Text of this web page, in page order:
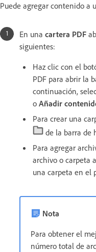
Puede agregar contenido a
En una cartera PDF
siguientes:
Haz clic con el
PDF para abrir la
continuación,
o Añadir
Para crear una
de la barra de
Para agregar
archivo o carpeta
una carpeta en el
Nota
Para obtener el
número total de